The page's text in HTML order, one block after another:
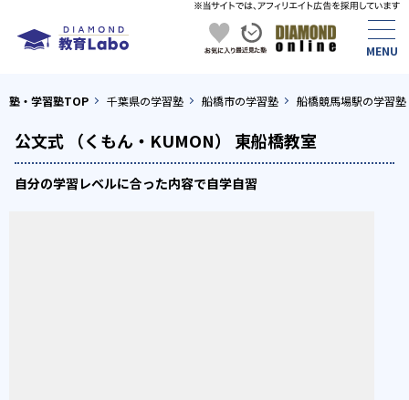
塾・学習塾TOP 千葉県の学習塾 船橋市の学習塾 船橋競馬場駅の学習塾
公文式 （くもん・KUMON） 東船橋教室
自分の学習レベルに合った内容で自学自習